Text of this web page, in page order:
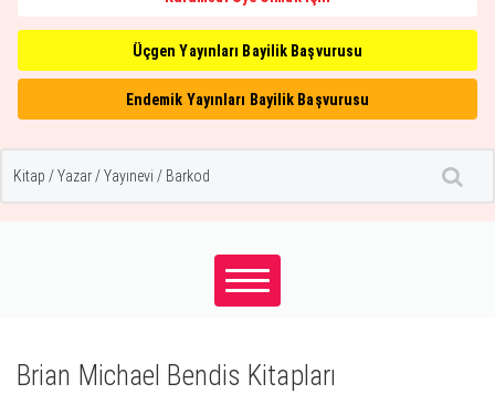
Üçgen Yayınları Bayilik Başvurusu
Endemik Yayınları Bayilik Başvurusu
Brian Michael Bendis Kitapları